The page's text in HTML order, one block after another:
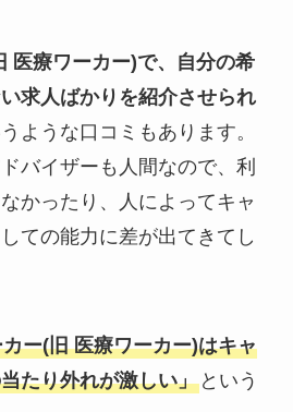
医療ワーカー)で、自分の希
求人ばかりを紹介させられ
ような口コミもあります。
バイザーも人間なので、利
かったり、人によってキャ
ての能力に差が出てきてし
ー(旧 医療ワーカー)はキャ
たり外れが激しい」という